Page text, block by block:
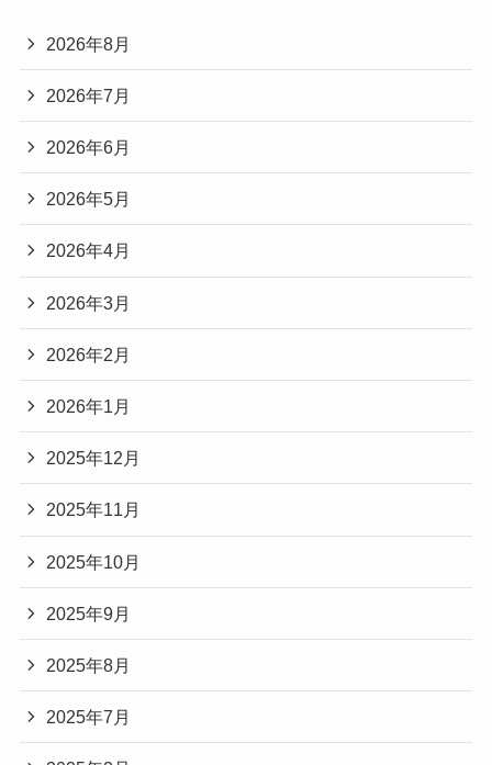
2026年8月
2026年7月
2026年6月
2026年5月
2026年4月
2026年3月
2026年2月
2026年1月
2025年12月
2025年11月
2025年10月
2025年9月
2025年8月
2025年7月